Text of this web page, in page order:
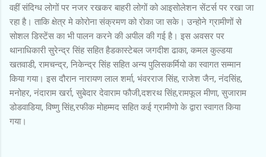
वहीं संदिग्ध लोगों पर नजर रखकर बाहरी लोगों को आइसोलेशन सेंटर्स पर रखा जा
रहा है। ताकि क्षेत्र मे कोरोना संक्रमण को रोका जा सके। उन्होने ग्रामीणों से
सोशल डिस्टेंस का भी पालन करने की अपील की गई है। इस अवसर पर
थानाधिकारी सुरेन्द्र सिंह सहित हैडकास्टेबल जगदीश ढाका, कमल कुल्डया
खतवाडी, रामचन्द्र, निकेन्द्र सिंह सहित अन्य पुलिसकर्मियो का स्वागत सम्मान
किया गया। इस दौरान नारायण लाल शर्मा, भंवरराज सिंह, राजेश जैन, नंदसिंह,
मनोहर, नंदाराम खर्रा, सुबेदार देवाराम फौजी,दशरथ सिंह,रामफूल मीणा, सुजाराम
डोडवाडिया, विष्णु सिंह,रफीक मोहम्मद सहित कई ग्रामीणो के द्वारा स्वागत किया
गया।